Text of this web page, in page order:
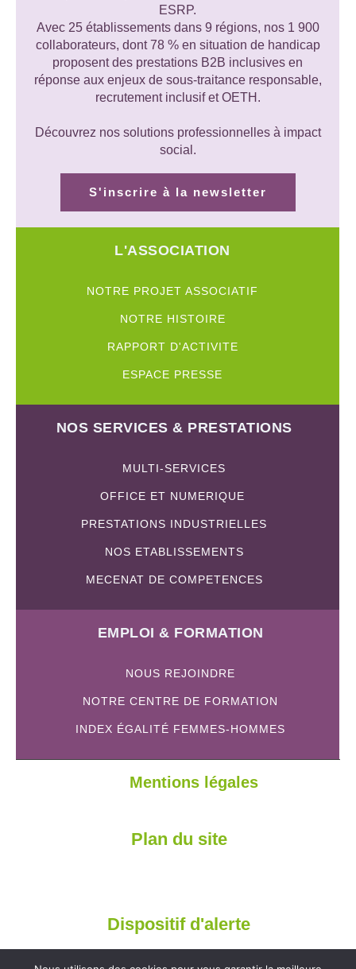
ESRP.
Avec 25 établissements dans 9 régions, nos 1 900
collaborateurs, dont 78 % en situation de handicap
proposent des prestations B2B inclusives en
réponse aux enjeux de sous-traitance responsable,
recrutement inclusif et OETH.
Découvrez nos solutions professionnelles à impact
social.
S'inscrire à la newsletter
L'ASSOCIATION
NOTRE PROJET ASSOCIATIF
NOTRE HISTOIRE
RAPPORT D'ACTIVITE
ESPACE PRESSE
NOS SERVICES & PRESTATIONS
MULTI-SERVICES
OFFICE ET NUMERIQUE
PRESTATIONS INDUSTRIELLES
NOS ETABLISSEMENTS
MECENAT DE COMPETENCES
EMPLOI & FORMATION
NOUS REJOINDRE
NOTRE CENTRE DE FORMATION
INDEX ÉGALITÉ FEMMES-HOMMES
Mentions légales
Plan du site
Dispositif d'alerte